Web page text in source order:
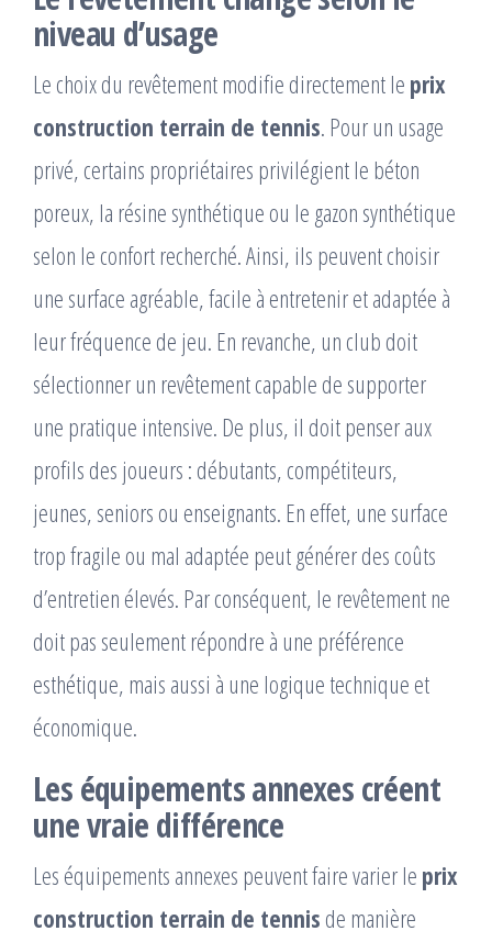
niveau d’usage
Le choix du revêtement modifie directement le prix
construction terrain de tennis. Pour un usage
privé, certains propriétaires privilégient le béton
poreux, la résine synthétique ou le gazon synthétique
selon le confort recherché. Ainsi, ils peuvent choisir
une surface agréable, facile à entretenir et adaptée à
leur fréquence de jeu. En revanche, un club doit
sélectionner un revêtement capable de supporter
une pratique intensive. De plus, il doit penser aux
profils des joueurs : débutants, compétiteurs,
jeunes, seniors ou enseignants. En effet, une surface
trop fragile ou mal adaptée peut générer des coûts
d’entretien élevés. Par conséquent, le revêtement ne
doit pas seulement répondre à une préférence
esthétique, mais aussi à une logique technique et
économique.
Les équipements annexes créent
une vraie différence
Les équipements annexes peuvent faire varier le prix
construction terrain de tennis de manière